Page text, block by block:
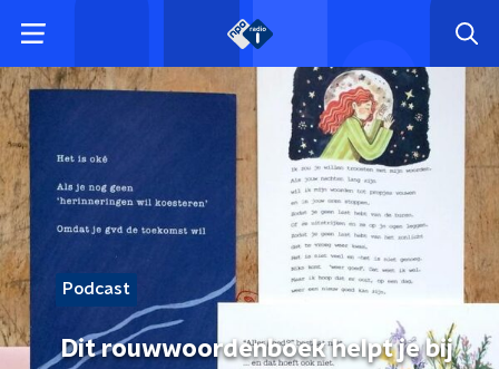
Podcast
Dit rouwwoordenboek helpt je bij